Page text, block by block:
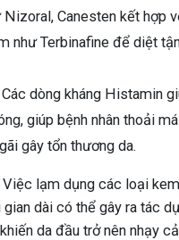
Canesten kết hợp
như Terbinafine để diệt
Các dòng kháng Histamin
giúp bệnh nhân thoải
gây tổn thương da.
Việc lạm dụng các loại
dài có thể gây ra tác
da đầu trở nên nhạy